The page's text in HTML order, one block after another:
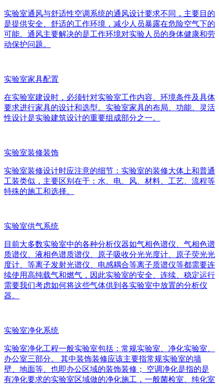
实验室通风与舒适性空调系统的通风设计要求不同，主要目的
是提供安全、舒适的工作环境，减少人员暴露在危险空气下的
可能。通风主要解决的是工作环境对实验人员的身体健康和劳
动保护问题。
实验室家具配置
在实验室建设时，必须针对实验室工作内容、环境条件及具体
要求进行家具的设计和选型。实验室家具的布局、功能、灵活
性设计是实验建筑设计的重要组成部分之一。
实验室装修装饰
实验室装修设计时应注意的细节：实验室的装修大体上和普通
工装类似，主要区别在于：水、电、风、材料、工艺、流程等
特殊的施工和选择。
实验室供气系统
目前大多数实验室中的各种分析仪器如气相色谱仪、气相色谱
质谱仪、液相色谱质谱仪、原子吸收分光光度计、原子荧光光
度计、等离子发射光谱仪、电感耦合等离子质谱仪等都需要连
续使用高纯载气和燃气，因此实验室的安全、连续、稳定运行
需要我们考虑如何将这些气体供到各实验室中放置的分析仪
器。
实验室净化系统
实验室净化工程一般实验室包括：常规实验室、净化实验室、
办公室三部分。 其中装饰装修应该主要指常规实验室的墙
壁、地面等、也即办公区域的装饰装修； 空调净化是指的是
有净化要求的实验室区域做的净化施工，一般菌检室、纯化室